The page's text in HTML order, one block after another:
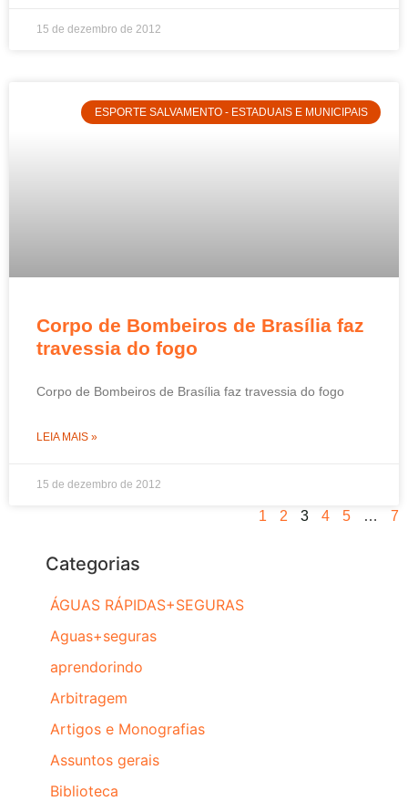
15 de dezembro de 2012
ESPORTE SALVAMENTO - ESTADUAIS E MUNICIPAIS
Corpo de Bombeiros de Brasília faz
travessia do fogo
Corpo de Bombeiros de Brasília faz travessia do fogo
LEIA MAIS »
15 de dezembro de 2012
1 2 3 4 5 … 7
Categorias
ÁGUAS RÁPIDAS+SEGURAS
Aguas+seguras
aprendorindo
Arbitragem
Artigos e Monografias
Assuntos gerais
Biblioteca